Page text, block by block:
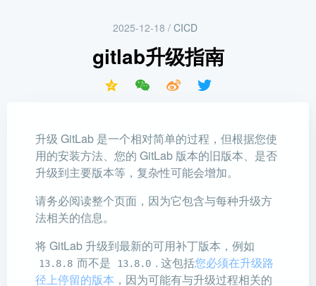
2025-12-18 / CICD
gitlab升级指南
升级 GitLab 是一个相对简单的过程，但根据您使
用的安装方法、您的 GitLab 版本的旧版本、是否
升级到主要版本等，复杂性可能会增加。
请务必阅读整个页面，因为它包含与每种升级方
法相关的信息。
将 GitLab 升级到最新的可用补丁版本，例如
13.8.8 而不是 13.8.0 . 这包括您必须在升级路
径上停留的版本 ，因为可能有与升级过程相关的